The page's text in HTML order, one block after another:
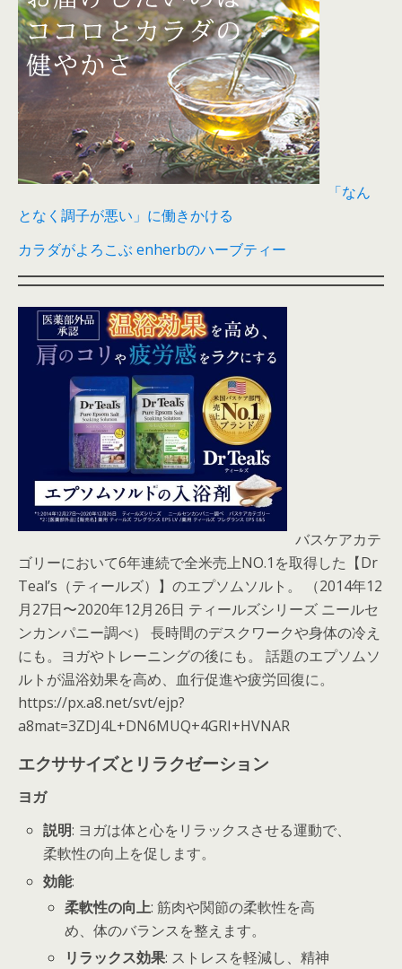
「なん
となく調子が悪い」に働きかける
カラダがよろこぶ enherbのハーブティー
バスケアカテ
ゴリーにおいて6年連続で全米売上NO.1を取得した【Dr
Teal’s（ティールズ）】のエプソムソルト。 （2014年12
月27日〜2020年12月26日 ティールズシリーズ ニールセ
ンカンパニー調べ） 長時間のデスクワークや身体の冷え
にも。ヨガやトレーニングの後にも。 話題のエプソムソ
ルトが温浴効果を高め、血行促進や疲労回復に。
https://px.a8.net/svt/ejp?
a8mat=3ZDJ4L+DN6MUQ+4GRI+HVNAR
エクササイズとリラクゼーション
ヨガ
説明: ヨガは体と心をリラックスさせる運動で、
柔軟性の向上を促します。
効能:
柔軟性の向上: 筋肉や関節の柔軟性を高
め、体のバランスを整えます。
リラックス効果: ストレスを軽減し、精神